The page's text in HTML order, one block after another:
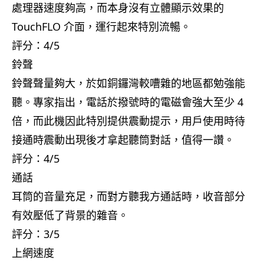
處理器速度夠高，而本身沒有立體顯示效果的
TouchFLO 介面，運行起來特別流暢。
評分：4/5
鈴聲
鈴聲聲量夠大，於如銅鑼灣較嘈雜的地區都勉強能
聽。專家指出，電話於撥號時的電磁會強大至少 4
倍，而此機因此特別提供震動提示，用戶使用時待
接通時震動出現後才拿起聽筒對話，值得一讚。
評分：4/5
通話
耳筒的音量充足，而對方聽我方通話時，收音部分
有效壓低了背景的雜音。
評分：3/5
上網速度